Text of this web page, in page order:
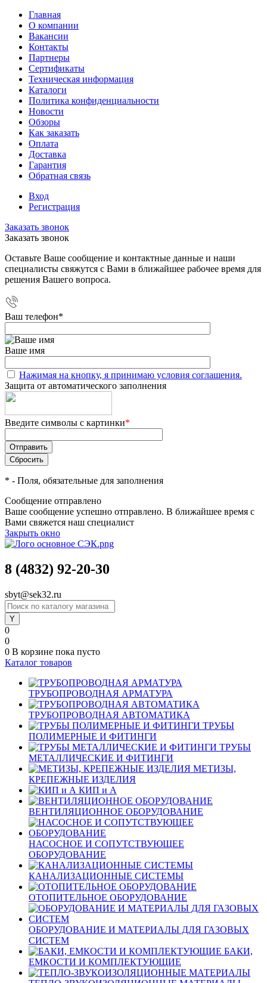
Главная
О компании
Вакансии
Контакты
Партнеры
Сертификаты
Техническая информация
Каталоги
Политика конфиденциальности
Новости
Обзоры
Как заказать
Оплата
Доставка
Гарантия
Обратная связь
Вход
Регистрация
Заказать звонок
Заказать звонок
Оставьте Ваше сообщение и контактные данные и наши
специалисты свяжутся с Вами в ближайшее рабочее время для
решения Вашего вопроса.
Ваш телефон*
Ваше имя
Нажимая на кнопку, я принимаю условия соглашения.
Защита от автоматического заполнения
Введите символы с картинки*
* - Поля, обязательные для заполнения
Сообщение отправлено
Ваше сообщение успешно отправлено. В ближайшее время с
Вами свяжется наш специалист
Закрыть окно
8 (4832) 92-20-30
sbyt@sek32.ru
0
0
0 В корзине пока пусто
Каталог товаров
ТРУБОПРОВОДНАЯ АРМАТУРА
ТРУБОПРОВОДНАЯ АВТОМАТИКА
ТРУБЫ
ПОЛИМЕРНЫЕ И ФИТИНГИ
ТРУБЫ
МЕТАЛЛИЧЕСКИЕ И ФИТИНГИ
МЕТИЗЫ,
КРЕПЕЖНЫЕ ИЗДЕЛИЯ
КИП и А
ВЕНТИЛЯЦИОННОЕ ОБОРУДОВАНИЕ
НАСОСНОЕ И СОПУТСТВУЮЩЕЕ
ОБОРУДОВАНИЕ
КАНАЛИЗАЦИОННЫЕ СИСТЕМЫ
ОТОПИТЕЛЬНОЕ ОБОРУДОВАНИЕ
ОБОРУДОВАНИЕ И МАТЕРИАЛЫ ДЛЯ ГАЗОВЫХ
СИСТЕМ
БАКИ,
ЕМКОСТИ И КОМПЛЕКТУЮЩИЕ